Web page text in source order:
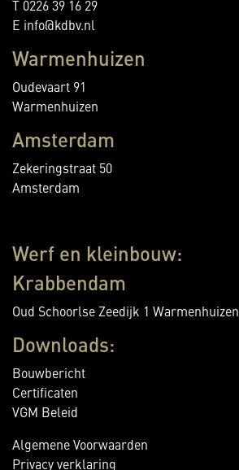
T 0226 39 16 29
E info@kdbv.nl
Warmenhuizen
Oudevaart 91
Warmenhuizen
Amsterdam
Zekeringstraat 50
Amsterdam
Werf en kleinbouw:
Krabbendam
Oud Schoorlse Zeedijk 1 Warmenhuizen
Downloads:
Bouwbericht
Certificaten
VGM Beleid
Algemene Voorwaarden
Privacy verklaring